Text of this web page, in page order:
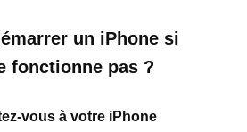
un iPhone si
fonctionne pas ?
vous à votre iPhone